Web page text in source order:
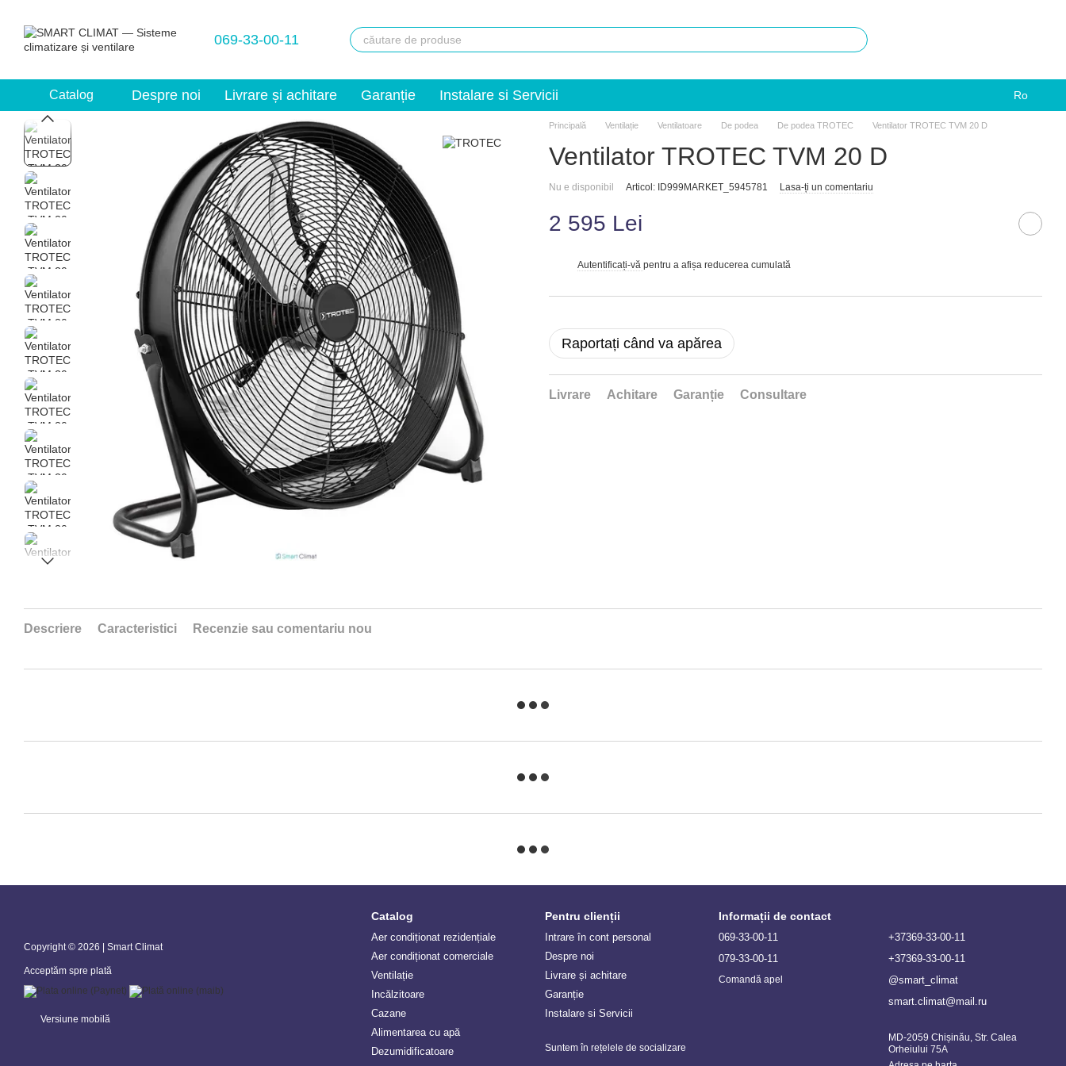
069-33-00-11
Catalog Despre noi Livrare și achitare Garanție Instalare si Servicii Ro
Principală Ventilație Ventilatoare De podea De podea TROTEC Ventilator TROTEC TVM 20 D
Ventilator TROTEC TVM 20 D
Nu e disponibil Articol: ID999MARKET_5945781 Lasa-ți un comentariu
2 595 Lei
Autentificați-vă pentru a afișa reducerea cumulată
Raportați când va apărea
Livrare Achitare Garanție Consultare
Descriere Caracteristici Recenzie sau comentariu nou
Copyright © 2026 | Smart Climat
Acceptăm spre plată
Versiune mobilă
Catalog
Aer condiționat rezidențiale
Aer condiționat comerciale
Ventilație
Incălzitoare
Сazane
Alimentarea cu apă
Dezumidificatoare
Pentru clienții
Intrare în cont personal
Despre noi
Livrare și achitare
Garanție
Instalare si Servicii
Suntem în rețelele de socializare
Informații de contact
069-33-00-11
079-33-00-11
Comandă apel
+37369-33-00-11
+37369-33-00-11
@smart_climat
smart.climat@mail.ru
MD-2059 Chișinău, Str. Calea
Orheiului 75A